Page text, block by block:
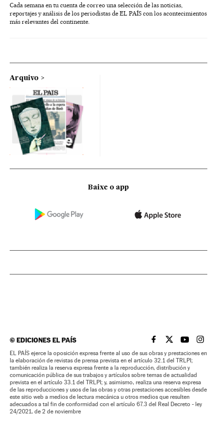
Cada semana en tu cuenta de correo una selección de las noticias,
reportajes y análisis de los periodistas de EL PAÍS con los acontecimientos
más relevantes del continente.
Arquivo
Baixe o app
©EDICIONES EL PAÍS EL PAÍS BRASIL EN
EL PAÍSEL PAÍS
EL
EL PAÍS ejerce la oposición expresa frente al uso de sus obras y prestaciones en
la elaboración de revistas de prensa prevista en el artículo 32.1 del TRLPI;
también realiza la reserva expresa frente a la reproducción, distribución y
comunicación pública de sus trabajos y artículos sobre temas de actualidad
prevista en el artículo 33.1 del TRLPI; y, asimismo, realiza una reserva expresa
de las reproducciones y usos de las obras y otras prestaciones accesibles desde
este sitio web a medios de lectura mecánica u otros medios que resulten
adecuados a tal fin de conformidad con el artículo 67.3 del Real Decreto - ley
24/2021, de 2 de noviembre